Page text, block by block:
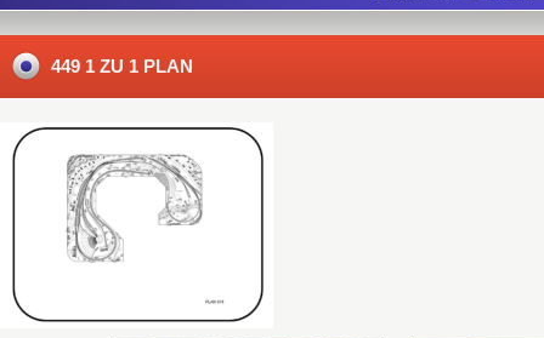
449 1 ZU 1 PLAN